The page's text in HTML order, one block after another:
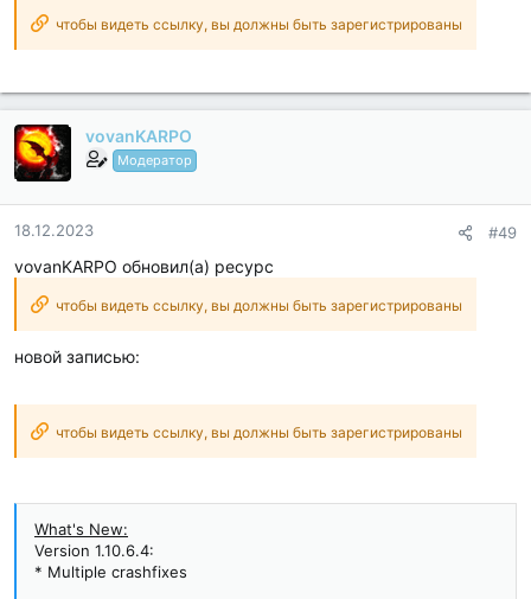
Remove default .source tags name of the corresponding java
files;
Languages: Full Multi Languages;
CPUs: armeabi-v7a, arm64-v8a...
чтобы видеть ссылку, вы должны быть зарегистрированы
vovanKARPO
Модератор
18.12.2023 #49
vovanKARPO обновил(а) ресурс
чтобы видеть ссылку, вы должны быть зарегистрированы
новой записью:
чтобы видеть ссылку, вы должны быть зарегистрированы
What's New:
Version 1.10.6.4:
* Multiple crashfixes